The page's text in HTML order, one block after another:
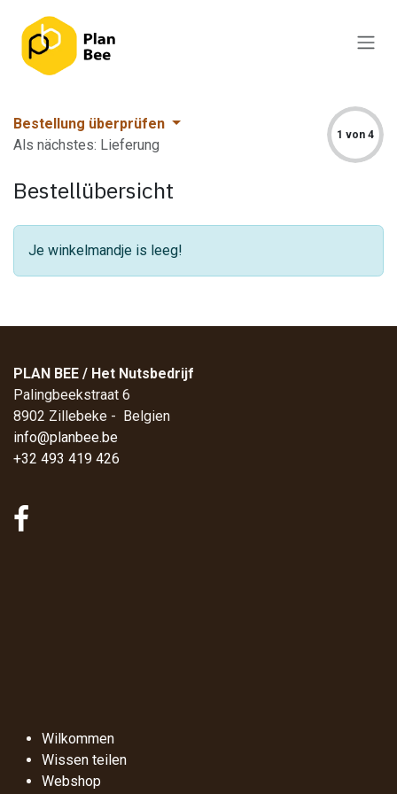
Bestellung überprüfen
Als nächstes: Lieferung
1 von 4
Bestellübersicht
Je winkelmandje is leeg!
PLAN BEE / Het Nutsbedrijf
Palingbeekstraat 6
8902 Zillebeke - Belgien
info@planbee.be
+32 493 419 426
Wilkommen
Wissen teilen
Webshop